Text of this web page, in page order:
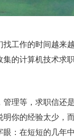
工作的时间越来
的计算机技术求
理等，求职信还
你的经验太少，
：在短短的几年